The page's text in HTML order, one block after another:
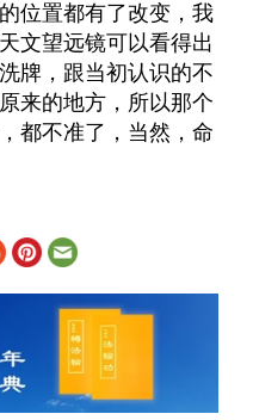
位置都有了改变，我
文望远镜可以看得出
牌，跟当初认识的不
来的地方，所以那个
都不准了，当然，命